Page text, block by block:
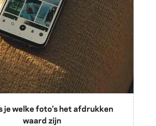
je welke foto’s het afdrukken
waard zijn